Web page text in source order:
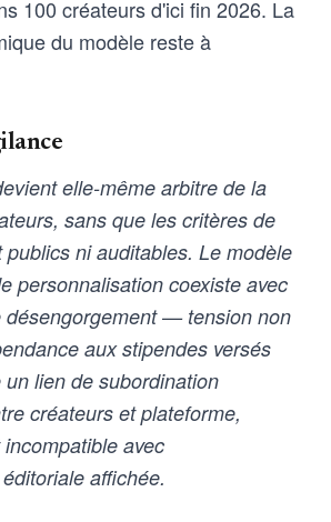
100 créateurs d'ici fin 2026. La
du modèle reste à
elle-même arbitre de la
sans que les critères de
ni auditables. Le modèle
personnalisation coexiste avec
désengorgement — tension non
aux stipendes versés
lien de subordination
créateurs et plateforme,
avec
affichée.